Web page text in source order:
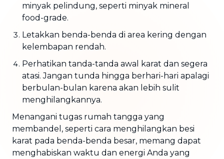
minyak pelindung, seperti minyak mineral
food-grade.
Letakkan benda-benda di area kering dengan
kelembapan rendah.
Perhatikan tanda-tanda awal karat dan segera
atasi. Jangan tunda hingga berhari-hari apalagi
berbulan-bulan karena akan lebih sulit
menghilangkannya.
Menangani tugas rumah tangga yang
membandel, seperti cara menghilangkan besi
karat pada benda-benda besar, memang dapat
menghabiskan waktu dan energi Anda yang